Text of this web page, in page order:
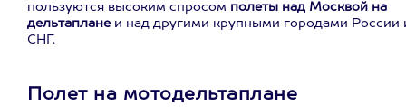
пользуются высоким спросом полеты над Москвой на
дельтапланеи над другими крупными городами России
СНГ.
Полет на мотодельтаплане